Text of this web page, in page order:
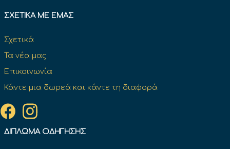
ΣΧΕΤΙΚΆ ΜΕ ΕΜΆΣ
Σχετικά
Τα νέα μας
Επικοινωνία
Κάντε μια δωρεά και κάντε τη διαφορά
ΔΊΠΛΩΜΑ ΟΔΉΓΗΣΗΣ